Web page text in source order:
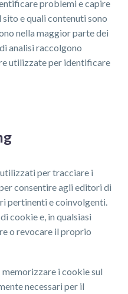
problemi e capire
e quali contenuti sono
nella maggior parte dei
analisi raccolgono
utilizzate per identificare
per tracciare i
consentire agli editori di
pertinenti e coinvolgenti.
cookie e, in qualsiasi
o revocare il proprio
i cookie sul
necessari per il